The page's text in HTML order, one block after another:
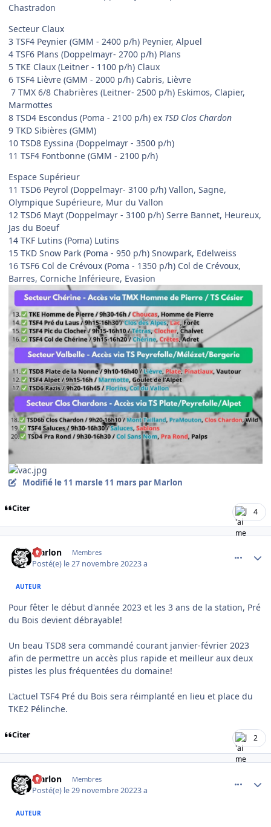
Chastradon
Secteur Claux
3 TSF4 Peynier (GMM - 2400 p/h) Peynier, Alpuel
4 TSF6 Plans (Doppelmayr- 2700 p/h) Plans
5 TKE Claux (Leitner - 1100 p/h) Claux
6 TSF4 Lièvre (GMM - 2000 p/h) Cabris, Lièvre
7 TMX 6/8 Chabrières (Leitner- 2500 p/h) Eskimos, Clapier,
Marmottes
8 TSD4 Escondus (Poma - 2100 p/h) ex TSD Clos Chardon
9 TKD Sibières (GMM)
10 TSD8 Eyssina (Doppelmayr - 3500 p/h)
11 TSF4 Fontbonne (GMM - 2100 p/h)
Espace Supérieur
11 TSD6 Peyrol (Doppelmayr- 3100 p/h) Vallon, Sagne,
Olympique Supérieure, Mur du Vallon
12 TSD6 Mayt (Doppelmayr - 3100 p/h) Serre Bannet, Heureux,
Jas du Boeuf
14 TKF Lutins (Poma) Lutins
15 TKD Snow Park (Poma - 950 p/h) Snowpark, Edelweiss
16 TSF6 Col de Crévoux (Poma - 1350 p/h) Col de Crévoux,
Barres, Corniche Inférieure, Evasion
Modifié le 11 marsle 11 mars par Marlon
Citer 4
Marlon Membres
Posté(e) le 27 novembre 20223 a
AUTEUR
Pour fêter le début d'année 2023 et les 3 ans de la station, Pré
du Bois devient débrayable!
Un beau TSD8 sera commandé courant janvier-février 2023
afin de permettre un accès plus rapide et meilleur aux deux
pistes les plus fréquentées du domaine!
L'actuel TSF4 Pré du Bois sera réimplanté en lieu et place du
TKE2 Pélinche.
Citer 2
Marlon Membres
Posté(e) le 29 novembre 20223 a
AUTEUR